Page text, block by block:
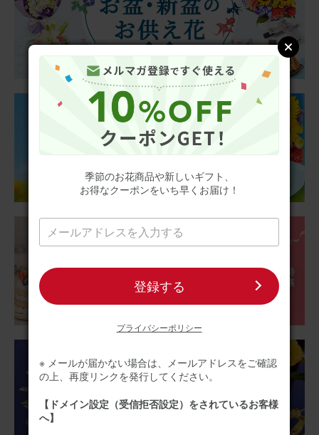
季節のお花ブーケ(8本) と 花瓶セット(ウェーブグラス)
2026/05/07
花瓶もお花も気に入りました
いで生けやすいです。 お花も素敵で花瓶に合うものでし
季節のお花ブーケ(3本) と 花瓶セット(ブラック ひし形)
2026/04/28
ブルーミーユーザーさん
60代
良かったです
花瓶もお花も可愛かったです
季節のお花商品や新しいギフト、
お得なクーポンをいち早くお届け！
登録する
プライバシーポリシー
※ メールが届かない場合は、メールアドレスをご確認
の上、再度リンクを発行してください。
【ドメイン設定（受信拒否設定）をされているお客様
へ】